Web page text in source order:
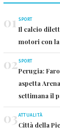
01 SPORT
Il calcio
motori con
02SPORT
Perugia:
aspetta
settimana il
03ATTUALITÀ
Città della